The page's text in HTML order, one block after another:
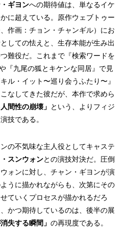
ギヨンへの期待値は、単なるイケ
に超えている。原作ウェブトゥー
作画：チョン・チャンギル）にお
しての怯えと、生存本能が生み出
難役だ。これまで『検索ワードを
『九尾の狐とキケンな同居』で見
ル・イット〜巡り会うふたり〜』
なしてきた彼だが、本作で求めら
間性の崩壊」 という、よりフィジ
技である。
の不気味な主人役としてキャステ
スンウォンとの演技対決だ。圧倒
ォンに対し、チャン・ギヨンが演
うに描かれながらも、次第にその
ていくプロセスが描かれるだろ
かつ期待しているのは、後半の展
失する瞬間」 の再現度である。